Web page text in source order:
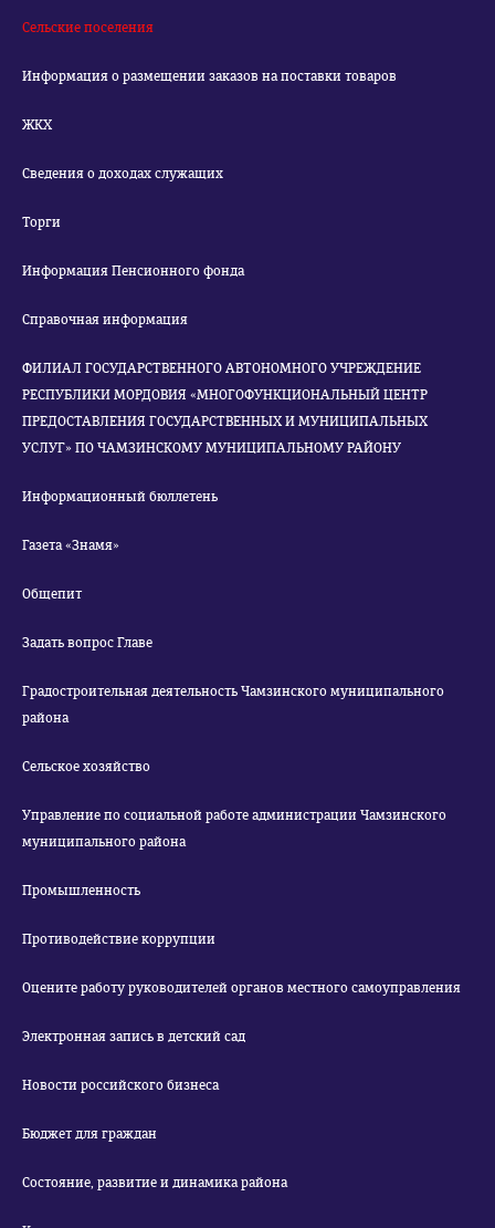
Сельские поселения
Информация о размещении заказов на поставки товаров
ЖКХ
Сведения о доходах служащих
Торги
Информация Пенсионного фонда
Справочная информация
ФИЛИАЛ ГОСУДАРСТВЕННОГО АВТОНОМНОГО УЧРЕЖДЕНИЕ
РЕСПУБЛИКИ МОРДОВИЯ «МНОГОФУНКЦИОНАЛЬНЫЙ ЦЕНТР
ПРЕДОСТАВЛЕНИЯ ГОСУДАРСТВЕННЫХ И МУНИЦИПАЛЬНЫХ
УСЛУГ» ПО ЧАМЗИНСКОМУ МУНИЦИПАЛЬНОМУ РАЙОНУ
Информационный бюллетень
Газета «Знамя»
Общепит
Задать вопрос Главе
Градостроительная деятельность Чамзинского муниципального
района
Сельское хозяйство
Управление по социальной работе администрации Чамзинского
муниципального района
Промышленность
Противодействие коррупции
Оцените работу руководителей органов местного самоуправления
Электронная запись в детский сад
Новости российского бизнеса
Бюджет для граждан
Состояние, развитие и динамика района